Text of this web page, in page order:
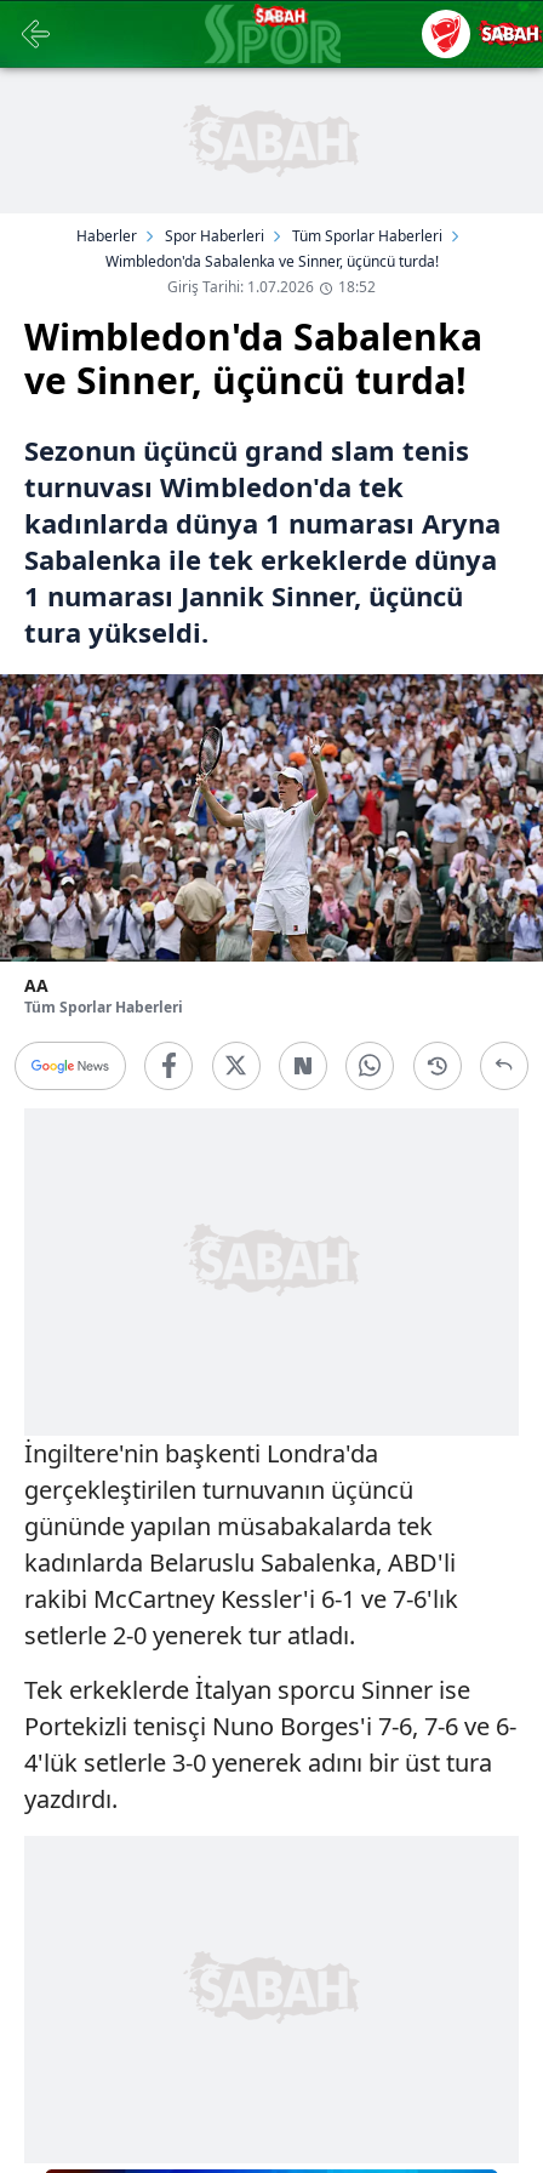
Haberler Spor Haberleri
Tüm Sporlar Haberleri
Wimbledon'da Sabalenka ve Sinner, üçüncü turda!
Giriş Tarihi: 1.07.2026
18:52
Wimbledon'da Sabalenka
ve Sinner, üçüncü turda!
Sezonun üçüncü grand slam tenis
turnuvası Wimbledon'da tek
kadınlarda dünya 1 numarası Aryna
Sabalenka ile tek erkeklerde dünya
1 numarası Jannik Sinner, üçüncü
tura yükseldi.
AA
Tüm Sporlar Haberleri
İngiltere'nin başkenti Londra'da
gerçekleştirilen turnuvanın üçüncü
gününde yapılan müsabakalarda tek
kadınlarda Belaruslu Sabalenka, ABD'li
rakibi McCartney Kessler'i 6-1 ve 7-6'lık
setlerle 2-0 yenerek tur atladı.
Tek erkeklerde İtalyan sporcu Sinner ise
Portekizli tenisçi Nuno Borges'i 7-6, 7-6 ve 6-
4'lük setlerle 3-0 yenerek adını bir üst tura
yazdırdı.